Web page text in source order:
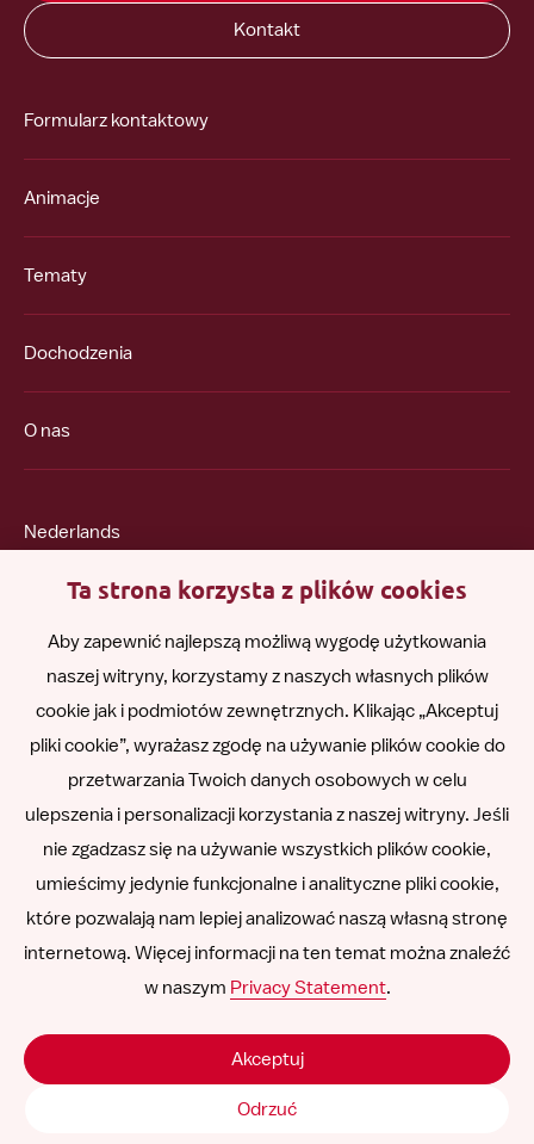
Kontakt
Formularz kontaktowy
Animacje
Tematy
Dochodzenia
O nas
Nederlands
Română
Other languages
Follow
on
LinkedIn
Follow
on
Follow
us
on
Follow
us
on
Follow
us
on
Vimeo
SNCU ©
Ta strona korzysta z plików cookies
Aby zapewnić najlepszą możliwą wygodę użytkowania
naszej witryny, korzystamy z naszych własnych plików
cookie jak i podmiotów zewnętrznych. Klikając „Akceptuj
pliki cookie”, wyrażasz zgodę na używanie plików cookie do
przetwarzania Twoich danych osobowych w celu
ulepszenia i personalizacji korzystania z naszej witryny. Jeśli
nie zgadzasz się na używanie wszystkich plików cookie,
umieścimy jedynie funkcjonalne i analityczne pliki cookie,
które pozwalają nam lepiej analizować naszą własną stronę
internetową. Więcej informacji na ten temat można znaleźć
w naszym Privacy Statement.
Akceptuj
Odrzuć